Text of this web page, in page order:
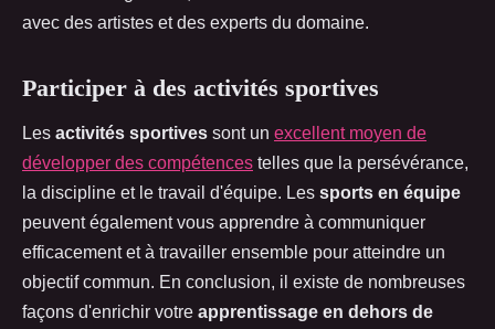
avec des artistes et des experts du domaine.
Participer à des activités sportives
Les activités sportives sont un excellent moyen de
développer des compétences telles que la persévérance,
la discipline et le travail d'équipe. Les sports en équipe
peuvent également vous apprendre à communiquer
efficacement et à travailler ensemble pour atteindre un
objectif commun. En conclusion, il existe de nombreuses
façons d'enrichir votre apprentissage en dehors de